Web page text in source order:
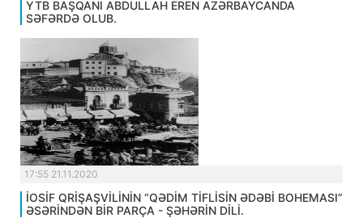
YTB BAŞQANI ABDULLAH EREN AZƏRBAYCANDA
SƏFƏRDƏ OLUB.
17:55 21.11.2020
İOSİF QRİŞAŞVİLİNİN “QƏDİM TİFLİSİN ƏDƏBİ BOHEMASI”
ƏSƏRİNDƏN BİR PARÇA - ŞƏHƏRİN DİLİ.